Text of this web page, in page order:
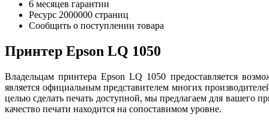
6 месяцев гарантии
Ресурс 2000000 страниц
Сообщить о поступлении товара
Принтер Epson LQ 1050
Владельцам принтера Epson LQ 1050 предоставляется
является официальным представителем многих
целью сделать печать доступной, мы предлагаем для вашего
качество печати находится на сопоставимом уровне.